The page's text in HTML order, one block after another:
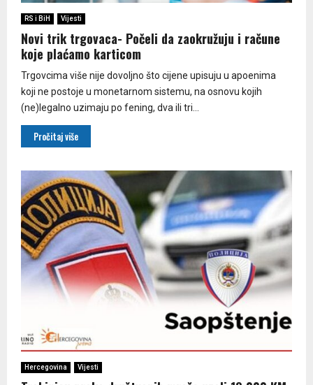
RS i BiH Vijesti
Novi trik trgovaca- Počeli da zaokružuju i račune
koje plaćamo karticom
Trgovcima više nije dovoljno što cijene upisuju u apoenima
koji ne postoje u monetarnom sistemu, na osnovu kojih
(ne)legalno uzimaju po fening, dva ili tri...
Pročitaj više
Hercegovina Vijesti